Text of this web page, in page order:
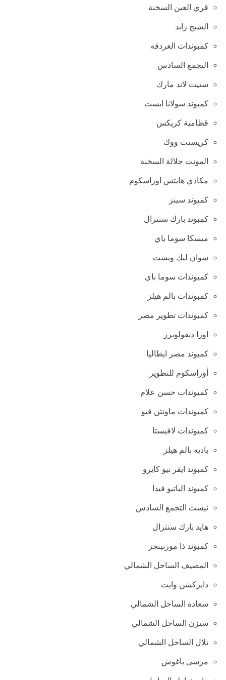
قري العين السخنة
الشيخ زايد
كمبوندات الغردقة
التجمع السادس
ستيت لاند مارك
كمبوند سولانا ايست
قطامية كريكس
كريسنت ووك
المونت جلالة السخنة
مكادي هايتس اوراسكوم
كمبوند سينز
كمبوند بارك سنترال
ميسكا سوما باي
سوان ليك ويست
كمبوندات سوما باي
كمبوندات بالم هيلز
كمبوندات تطوير مصر
اورا ديفولوبرز
كمبوند مصر ايطاليا
أوراسكوم للتطوير
كمبوندات حسن علام
كمبوندات ماونتن فيو
كمبوندات لافيستا
باديه بالم هيلز
كمبوند ايفر نيو كايرو
كمبوند الباتيو فيدا
نيست التجمع السادس
هايد بارك سنترال
كمبوند ذا مورنينجز
المصيف الساحل الشمالي
دايركشن وايت
سعادة الساحل الشمالي
سيزن الساحل الشمالي
تلال الساحل الشمالي
مرسى باغوش